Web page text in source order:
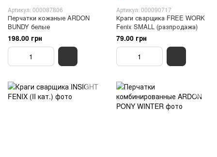
Артикул: 000087806
Перчатки кожаные ARDON
BUNDY белые
198.00 грн
Артикул: 000090717
Краги сварщика FREE WORK
Fenix SMALL (разпродажа)
79.00 грн